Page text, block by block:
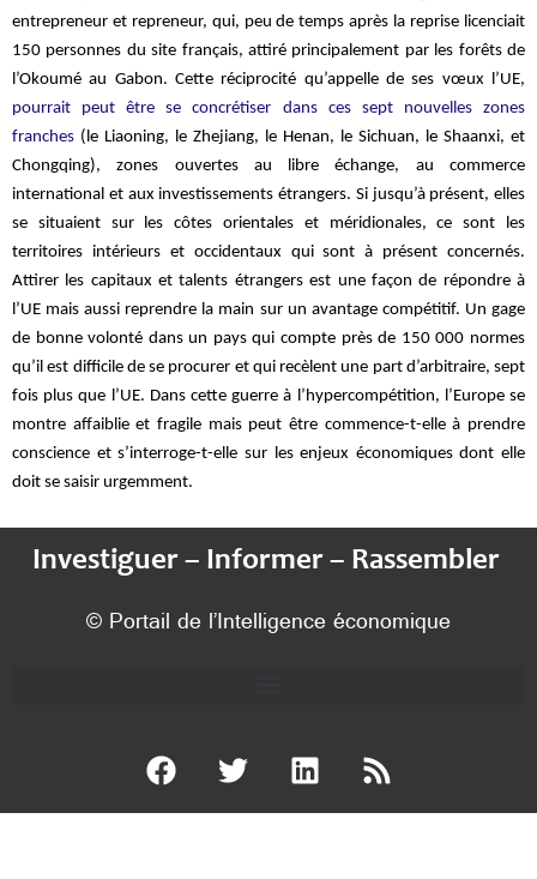
entrepreneur et repreneur, qui, peu de temps après la reprise licenciait
150 personnes du site français, attiré principalement par les forêts de
l’Okoumé au Gabon. Cette réciprocité qu’appelle de ses vœux l’UE,
pourrait peut être se concrétiser dans ces sept nouvelles zones
franches (le Liaoning, le Zhejiang, le Henan, le Sichuan, le Shaanxi, et
Chongqing), zones ouvertes au libre échange, au commerce
international et aux investissements étrangers. Si jusqu’à présent, elles
se situaient sur les côtes orientales et méridionales, ce sont les
territoires intérieurs et occidentaux qui sont à présent concernés.
Attirer les capitaux et talents étrangers est une façon de répondre à
l’UE mais aussi reprendre la main sur un avantage compétitif. Un gage
de bonne volonté dans un pays qui compte près de 150 000 normes
qu’il est difficile de se procurer et qui recèlent une part d’arbitraire, sept
fois plus que l’UE. Dans cette guerre à l’ hypercompétition, l’Europe se
montre affaiblie et fragile mais peut être commence-t-elle à prendre
conscience et s’interroge-t-elle sur les enjeux économiques dont elle
doit se saisir urgemment.
Investiguer – Informer – Rassembler
© Portail de l’Intelligence économique